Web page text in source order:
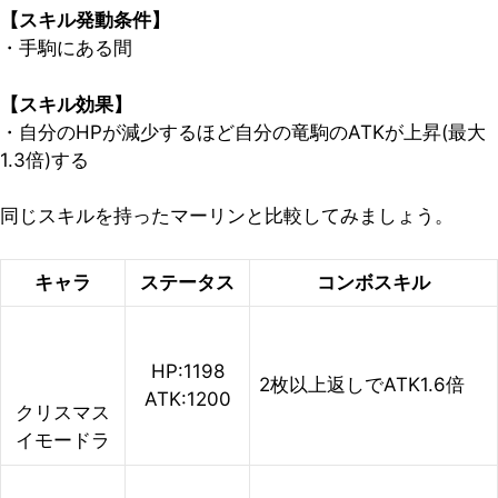
【スキル発動条件】
・手駒にある間
【スキル効果】
・自分のHPが減少するほど自分の竜駒のATKが上昇(最大
1.3倍)する
同じスキルを持ったマーリンと比較してみましょう。
キャラ ステータス コンボスキル
クリスマス
イモードラ
HP:1198
ATK:1200
2枚以上返しでATK1.6倍